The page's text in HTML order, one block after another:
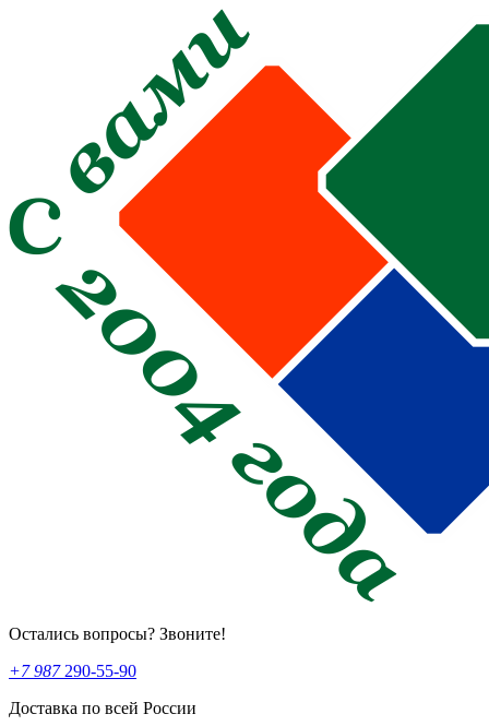
Остались вопросы? Звоните!
+7 987290-55-90
Доставка по всей России